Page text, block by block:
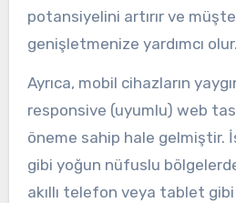
potansiyelini artırır ve
genişletmenize yardımcı olur.
Ayrıca, mobil cihazların
responsive (uyumlu) web
öneme sahip hale gelmiştir.
gibi yoğun nüfuslu
akıllı telefon veya tablet gibi